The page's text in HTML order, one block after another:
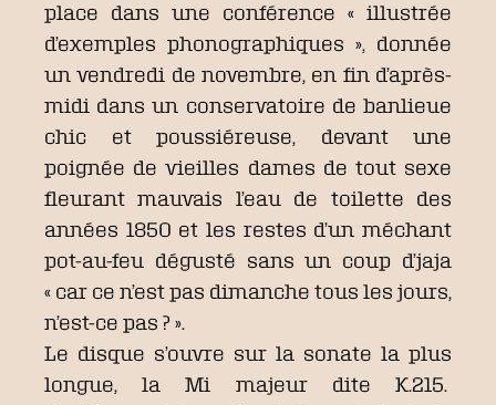
place dans une conférence « illustrée
d’exemples phonographiques », donnée
un vendredi de novembre, en fin d’après-
midi dans un conservatoire de banlieue
chic et poussiéreuse, devant une
poignée de vieilles dames de tout sexe
fleurant mauvais l’eau de toilette des
années 1850 et les restes d’un méchant
pot-au-feu dégusté sans un coup d’jaja
« car ce n’est pas dimanche tous les jours,
n’est-ce pas ? ».
Le disque s’ouvre sur la sonate la plus
longue, la Mi majeur dite K.215.